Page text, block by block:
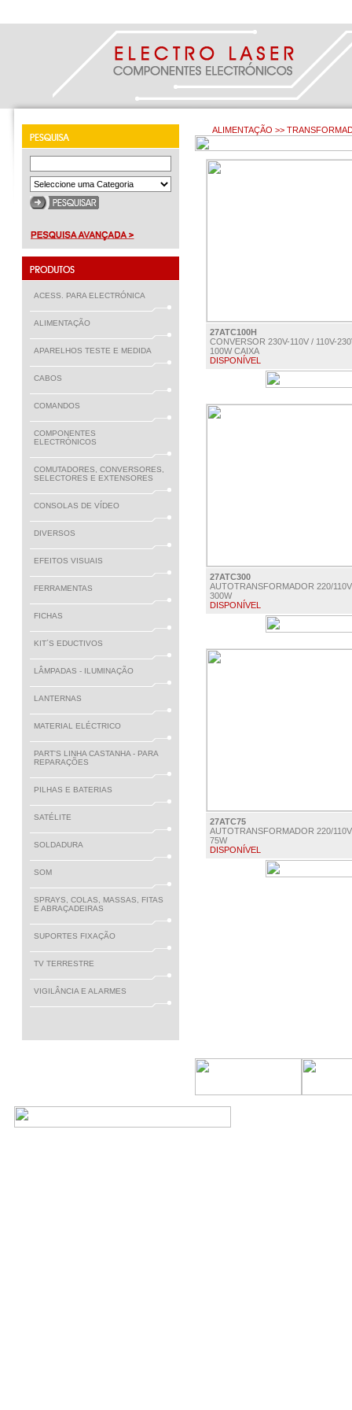
ACESS. PARA ELECTRÓNICA
ALIMENTAÇÃO
APARELHOS TESTE E MEDIDA
CABOS
COMANDOS
COMPONENTES
ELECTRÓNICOS
COMUTADORES, CONVERSORES,
SELECTORES E EXTENSORES
CONSOLAS DE VÍDEO
DIVERSOS
EFEITOS VISUAIS
FERRAMENTAS
FICHAS
KIT´S EDUCTIVOS
LÂMPADAS - ILUMINAÇÃO
LANTERNAS
MATERIAL ELÉCTRICO
PART'S LINHA CASTANHA - PARA
REPARAÇÕES
PILHAS E BATERIAS
SATÉLITE
SOLDADURA
SOM
SPRAYS, COLAS, MASSAS, FITAS
E ABRAÇADEIRAS
SUPORTES FIXAÇÃO
TV TERRESTRE
VIGILÂNCIA E ALARMES
ALIMENTAÇÃO >>
27ATC100H
CONVERSOR 230V-110V / 110V-
100W CAIXA
DISPONÍVEL
27ATC300
AUTOTRANSFORMADOR 220/110V
300W
DISPONÍVEL
27ATC75
AUTOTRANSFORMADOR 220/110V
75W
DISPONÍVEL